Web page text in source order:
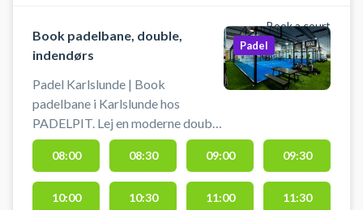
Book a court
Book padelbane, double,
indendørs
Padel Karlslunde | Book
padelbane i Karlslunde hos
PADELPIT. Lej en moderne double
padelbane hos PADELPIT
Karlslunde og spil padel tennis i
Karlslunde Padelcenter indendørs
kvalitets padelbaner. Book en
Padel
08:00 08:30 09:00 09:30
10:00 10:30 11:00 11:30